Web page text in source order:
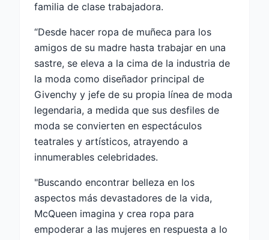
familia de clase trabajadora.
“Desde hacer ropa de muñeca para los
amigos de su madre hasta trabajar en una
sastre, se eleva a la cima de la industria de
la moda como diseñador principal de
Givenchy y jefe de su propia línea de moda
legendaria, a medida que sus desfiles de
moda se convierten en espectáculos
teatrales y artísticos, atrayendo a
innumerables celebridades.
"Buscando encontrar belleza en los
aspectos más devastadores de la vida,
McQueen imagina y crea ropa para
empoderar a las mujeres en respuesta a lo